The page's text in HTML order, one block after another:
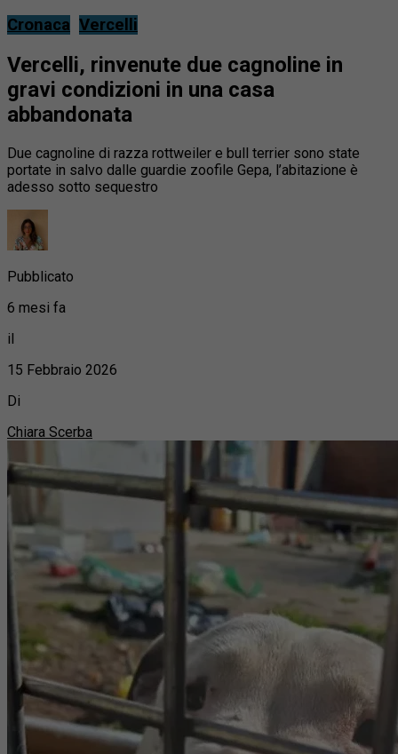
Cronaca Vercelli
Vercelli, rinvenute due cagnoline in
gravi condizioni in una casa
abbandonata
Due cagnoline di razza rottweiler e bull terrier sono state
portate in salvo dalle guardie zoofile Gepa, l’abitazione è
adesso sotto sequestro
Pubblicato
6 mesi fa
il
15 Febbraio 2026
Di
Chiara Scerba